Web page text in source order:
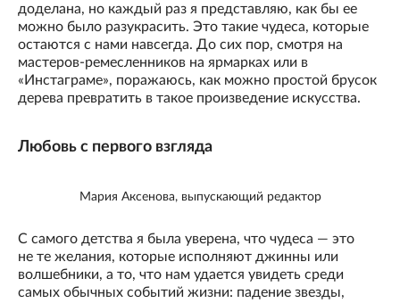
доделана, но каждый раз я представляю, как бы ее
можно было разукрасить. Это такие чудеса, которые
остаются с нами навсегда. До сих пор, смотря на
мастеров-ремесленников на ярмарках или в
«Инстаграме», поражаюсь, как можно простой брусок
дерева превратить в такое произведение искусства.
Любовь с первого взгляда
Мария Аксенова, выпускающий редактор
С самого детства я была уверена, что чудеса — это
не те желания, которые исполняют джинны или
волшебники, а то, что нам удается увидеть среди
самых обычных событий жизни: падение звезды,